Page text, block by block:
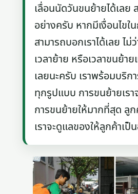
เลื่อนนัดวันขนย้ายได้เลย
อย่างครับ หากมีเงื่อนไขใ
สามารถบอกเราได้เลย ไม่
เวลาย้าย หรือเวลาขนย้าย
เลยนะครับ เราพร้อมบริก
ทุกรูปแบบ การขนย้ายเรา
การขนย้ายให้มากที่สุด ลู
เราจะดูแลของให้ลูกค้าเ